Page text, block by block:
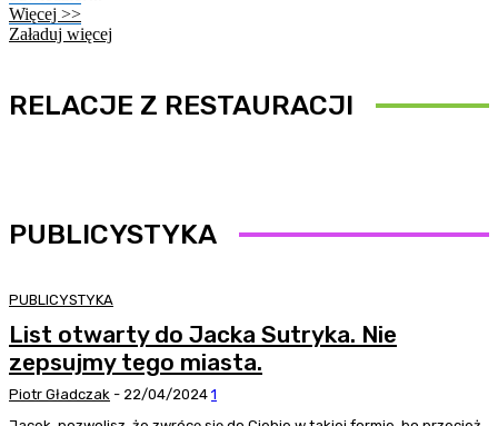
Więcej >>
Załaduj więcej
RELACJE Z RESTAURACJI
PUBLICYSTYKA
PUBLICYSTYKA
List otwarty do Jacka Sutryka. Nie
zepsujmy tego miasta.
Piotr Gładczak - 22/04/2024 1